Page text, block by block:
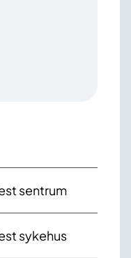
sentrum
sykehus